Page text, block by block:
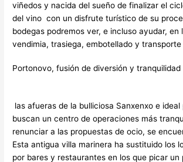
viñedos y nacida del sueño de finalizar el
del vino con un disfrute turístico de su
bodegas podremos ver, e incluso ayudar, en
vendimia, trasiega, embotellado y transporte
Portonovo, fusión de diversión y tranquilidad
las afueras de la bulliciosa Sanxenxo e ideal
buscan un centro de operaciones más
renunciar a las propuestas de ocio, se
Esta antigua villa marinera ha sustituido los
por bares y restaurantes en los que picar un